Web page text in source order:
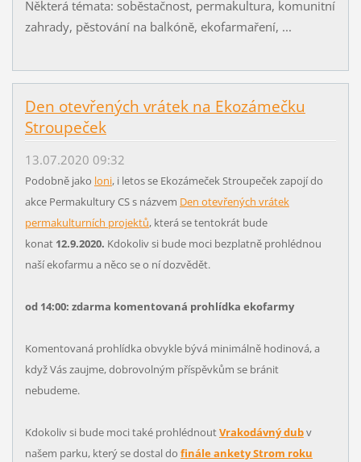
Některá témata: soběstačnost, permakultura, komunitní
zahrady, pěstování na balkóně, ekofarmaření, ...
Den otevřených vrátek na Ekozámečku
Stroupeček
13.07.2020 09:32
Podobně jako loni, i letos se Ekozámeček Stroupeček zapojí do
akce Permakultury CS s názvem Den otevřených vrátek
permakulturních projektů, která se tentokrát bude
konat 12.9.2020. Kdokoliv si bude moci bezplatně prohlédnou
naší ekofarmu a něco se o ní dozvědět.
od 14:00: zdarma komentovaná prohlídka ekofarmy
Komentovaná prohlídka obvykle bývá minimálně hodinová, a
když Vás zaujme, dobrovolným příspěvkům se bránit
nebudeme.
Kdokoliv si bude moci také prohlédnoutVrakodávný dubv
našem parku, který se dostal do finále ankety Strom roku